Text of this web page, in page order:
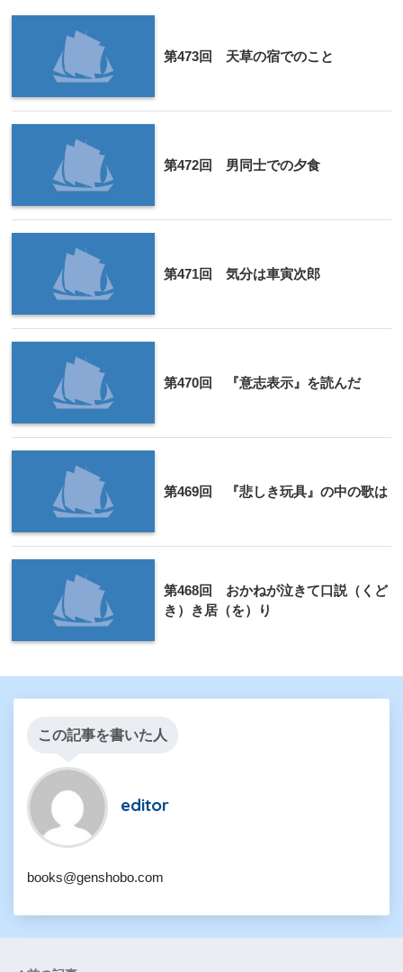
第473回 天草の宿でのこと
第472回 男同士での夕食
第471回 気分は車寅次郎
第470回 『意志表示』を読んだ
第469回 『悲しき玩具』の中の歌は
第468回 おかねが泣きて口説（くど
き）き居（を）り
この記事を書いた人
editor
books@genshobo.com